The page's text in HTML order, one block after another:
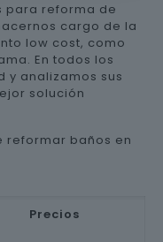
para reforma de
cargo de la
low cost, como
En todos los
y analizamos sus
solución
reformar baños en
Precios